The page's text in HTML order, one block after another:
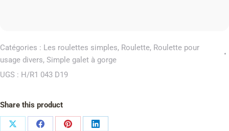
Catégories : Les roulettes simples, Roulette, Roulette pour
usage divers, Simple galet à gorge
UGS : H/R1 043 D19
Share this product